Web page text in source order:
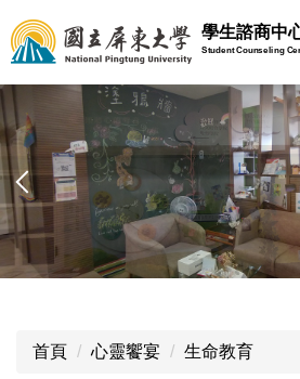
跳
到
主
要
內
容
區
學生諮商中
Student Counseling
首頁 心靈饗宴 生命教育